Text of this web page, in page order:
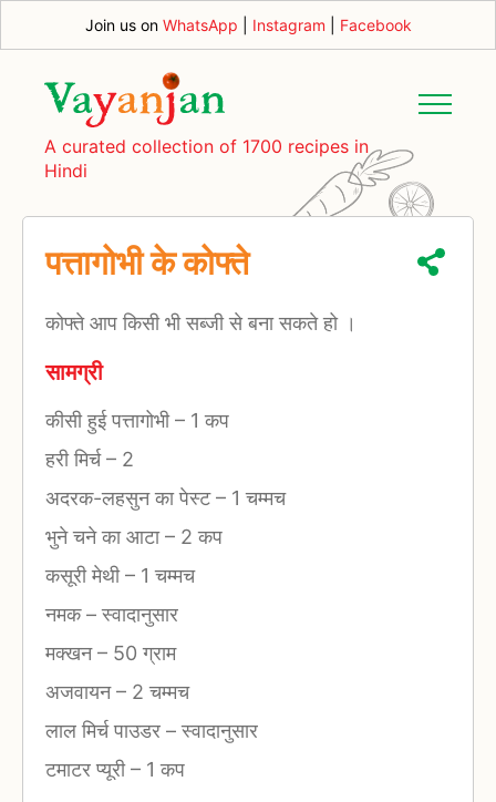
Join us on WhatsApp Instagram Facebook
A curated collection of 1700 recipes in
Hindi
पत्तागोभी के कोफ्ते
कोफ्ते आप किसी भी सब्जी से बना सकते हो ।
सामग्री
कीसी हुई पत्तागोभी– 1 कप
हरी मिर्च– 2
अदरक-लहसुन का पेस्ट– 1 चम्मच
भुने चने का आटा– 2 कप
कसूरी मेथी– 1 चम्मच
नमक–स्वादानुसार
मक्खन– 50 ग्राम
अजवायन– 2 चम्मच
लाल मिर्च पाउडर –स्वादानुसार
टमाटर प्यूरी– 1 कप